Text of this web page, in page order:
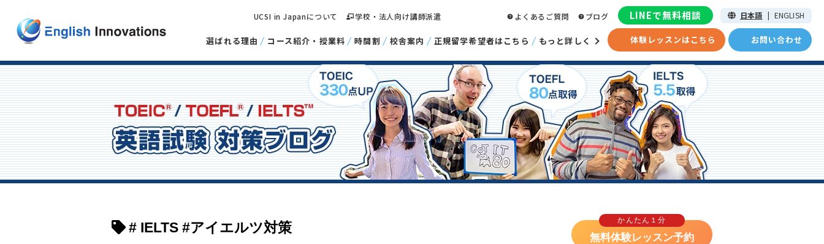
選ばれる理由 コース紹介・授業料 時間割 校舎案内 正規留学希望者はこちら もっと詳しく 体験レッスンはこちら お問い合わせ
UCSI in Japanについて 学校・法人向け講師派遣 よくあるご質問 ブログ LINEで無料相談 日本語 | ENGLISH
# IELTS #アイエルツ対策 かんたん１分
無料体験レッスン予約